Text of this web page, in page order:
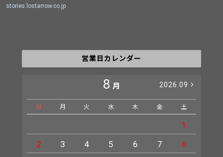
stories.lostarrow.co.jp
営業日カレンダー
8 月 2026.09
日 月 火 水 木 金 土
1
2
3 4 5 6 7
8